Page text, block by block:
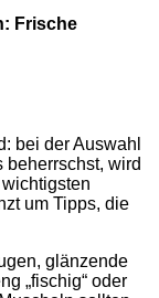
Frische
bei der Auswahl
beherrschst, wird
um Tipps, die
glänzende
„fischig“ oder